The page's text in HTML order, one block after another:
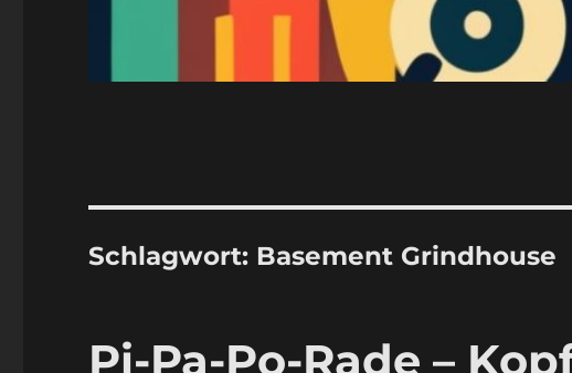
Schlagwort: Basement Grindhouse
Pi-Pa-Po-Rade –